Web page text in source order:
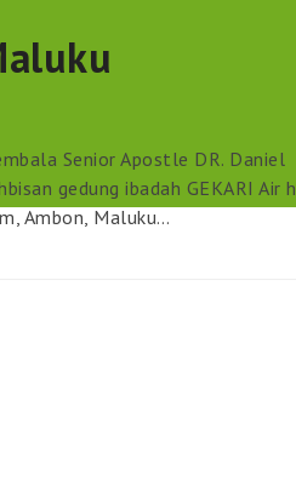
Senior Apostle DR. Daniel
gedung ibadah GEKARI Air
Ambon, Maluku…